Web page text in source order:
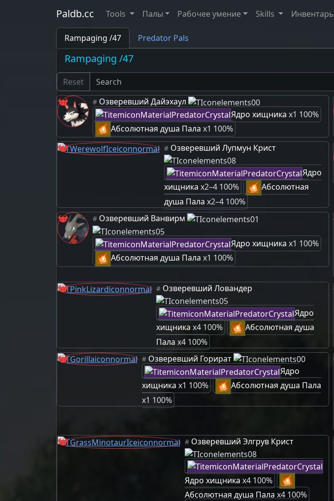
Paldb.cc Tools Палы Рабочее умение Skills Инвентарь
Rampaging /47 Predator Pals
Rampaging /47
Reset
# Озверевший Дайэхаул
Ядро хищника x1 100%
Абсолютная душа Пала x1 100%
# Озверевший Лупмун Крист
Ядро
хищника x2–4 100%
Абсолютная
душа Пала x2–4 100%
# Озверевший Ванвирм
Ядро хищника x1 100%
Абсолютная душа Пала x1 100%
# Озверевший Ловандер
Ядро
хищника x4 100%
Абсолютная душа
Пала x4 100%
# Озверевший Горират
Ядро
хищника x1 100%
Абсолютная душа Пала
x1 100%
# Озверевший Элгрув Крист
Ядро хищника x4 100%
Абсолютная душа Пала x4 100%